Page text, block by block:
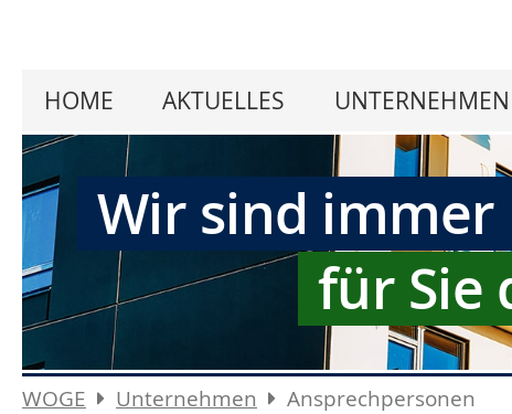
HOME AKTUELLES UNTERNEHMEN
Wir sind immer
für Sie
WOGE Unternehmen Ansprechpersonen